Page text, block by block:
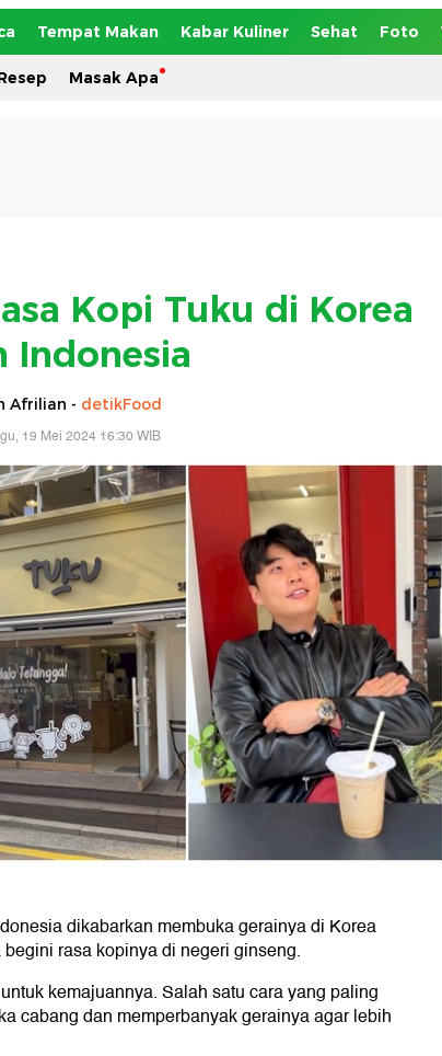
Tempat Makan Kabar Kuliner Sehat Foto
Masak Apa
Kopi Tuku di Korea
Indonesia
Afrilian - detikFood
19 Mei 2024 16:30 WIB
dikabarkan membuka gerainya di Korea
rasa kopinya di negeri ginseng.
kemajuannya. Salah satu cara yang paling
cabang dan memperbanyak gerainya agar lebih